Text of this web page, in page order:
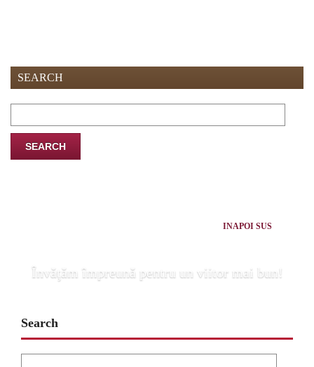
SEARCH
for:
INAPOI SUS
Învăţăm împreună pentru un viitor mai bun!
Search